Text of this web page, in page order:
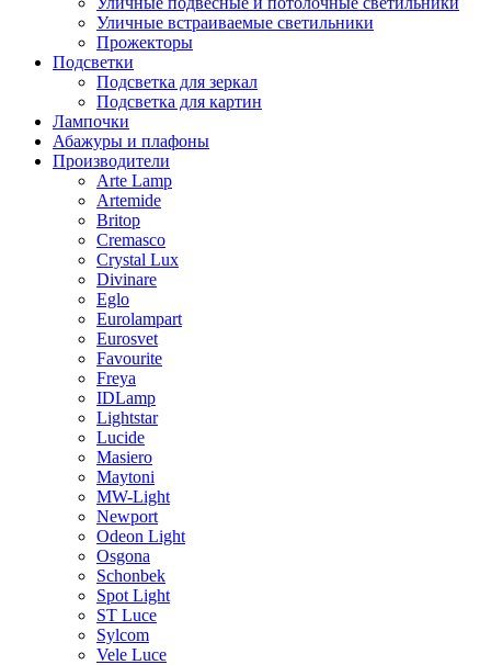
Уличные встраиваемые светильники
Прожекторы
Подсветки
Подсветка для зеркал
Подсветка для картин
Лампочки
Абажуры и плафоны
Производители
Arte Lamp
Artemide
Britop
Cremasco
Crystal Lux
Divinare
Eglo
Eurolampart
Eurosvet
Favourite
Freya
IDLamp
Lightstar
Lucide
Masiero
Maytoni
MW-Light
Newport
Odeon Light
Osgona
Schonbek
Spot Light
ST Luce
Sylcom
Vele Luce